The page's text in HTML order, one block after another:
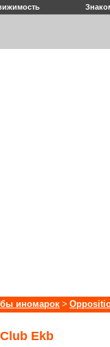
иномарок >
Ekb